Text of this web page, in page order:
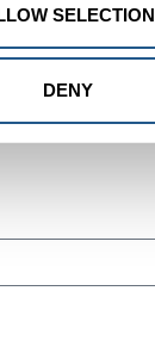
SELECTION
DENY